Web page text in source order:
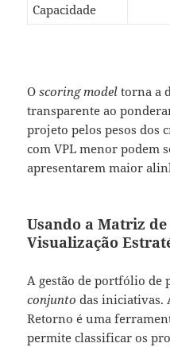
Capacidade
Oscoring model torna a
transparente ao
projeto pelos pesos dos
com VPL menor podem
apresentarem maior
Usando a Matriz
Visualização
A gestão de portfólio de
conjunto das iniciativas.
Retorno é uma
permite classificar os